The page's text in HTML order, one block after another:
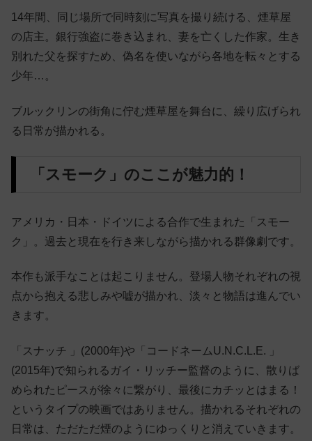
14年間、同じ場所で同時刻に写真を撮り続ける、煙草屋
の店主。銀行強盗に巻き込まれ、妻を亡くした作家。生き
別れた父を探すため、偽名を使いながら各地を転々とする
少年…。
ブルックリンの街角に佇む煙草屋を舞台に、繰り広げられ
る日常が描かれる。
「スモーク」のここが魅力的！
アメリカ ・日本・ドイツによる合作で生まれた「スモー
ク」。過去と現在を行き来しながら描かれる群像劇です。
本作も派手なことは起こりません。登場人物それぞれの視
点から抱える悲しみや嘘が描かれ、淡々と物語は進んでい
きます。
「スナッチ 」(2000年)や「コードネームU.N.C.L.E. 」
(2015年)で知られるガイ・リッチー監督のように、散りば
められたピースが徐々に繋がり、最後にカチッとはまる！
というタイプの映画ではありません。描かれるそれぞれの
日常は、ただただ煙のようにゆっくりと消えていきます。